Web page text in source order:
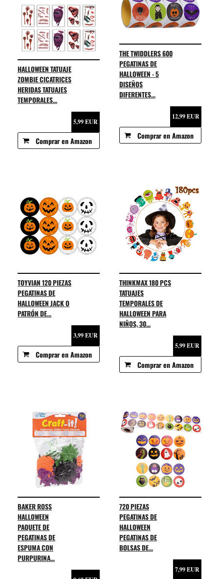
HALLOWEEN TATUAJE
ZOMBIE CICATRICES
HERIDAS TATUAJES
TEMPORALES...
5,99 EUR
Comprar en Amazon
THE TWIDDLERS 600
PEGATINAS DE
HALLOWEEN - 5
DISEÑOS
DIFERENTES...
12,99 EUR
Comprar en Amazon
TOYVIAN 120 PIEZAS
PEGATINAS DE
HALLOWEEN JACK O
PATRÓN DE...
3,99 EUR
Comprar en Amazon
THINKMAX 180 PCS
TATUAJES
TEMPORALES DE
HALLOWEEN PARA
NIÑOS, 30...
5,99 EUR
Comprar en Amazon
BAKER ROSS
HALLOWEEN
PAQUETE DE
PEGATINAS DE
ESPUMA CON
PURPURINA...
720 PIEZAS
PEGATINAS DE
HALLOWEEN
PEGATINAS DE
BOLSAS DE...
7,99 EUR